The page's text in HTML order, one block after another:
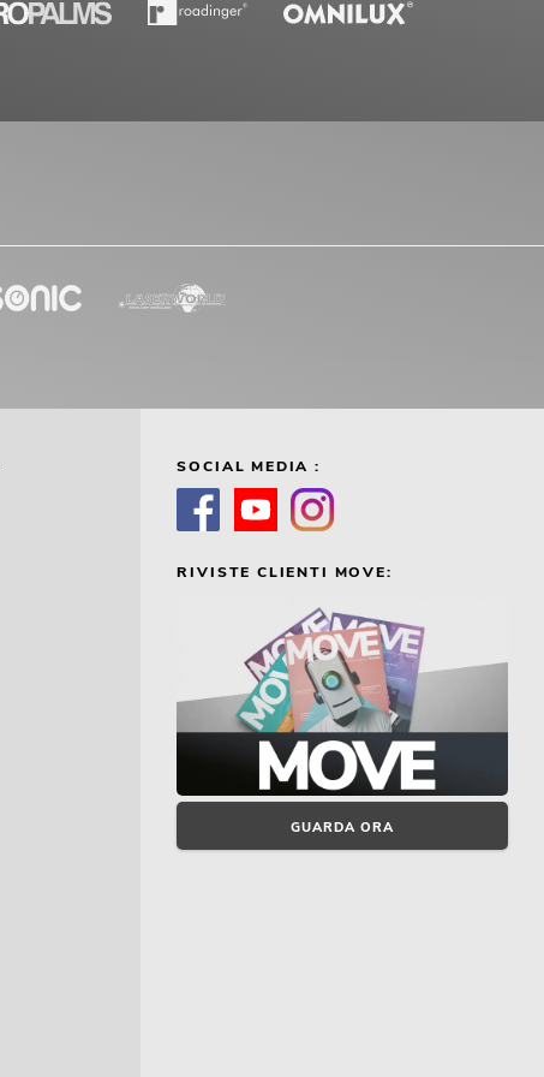
SOCIAL MEDIA :
RIVISTE CLIENTI MOVE:
GUARDA ORA